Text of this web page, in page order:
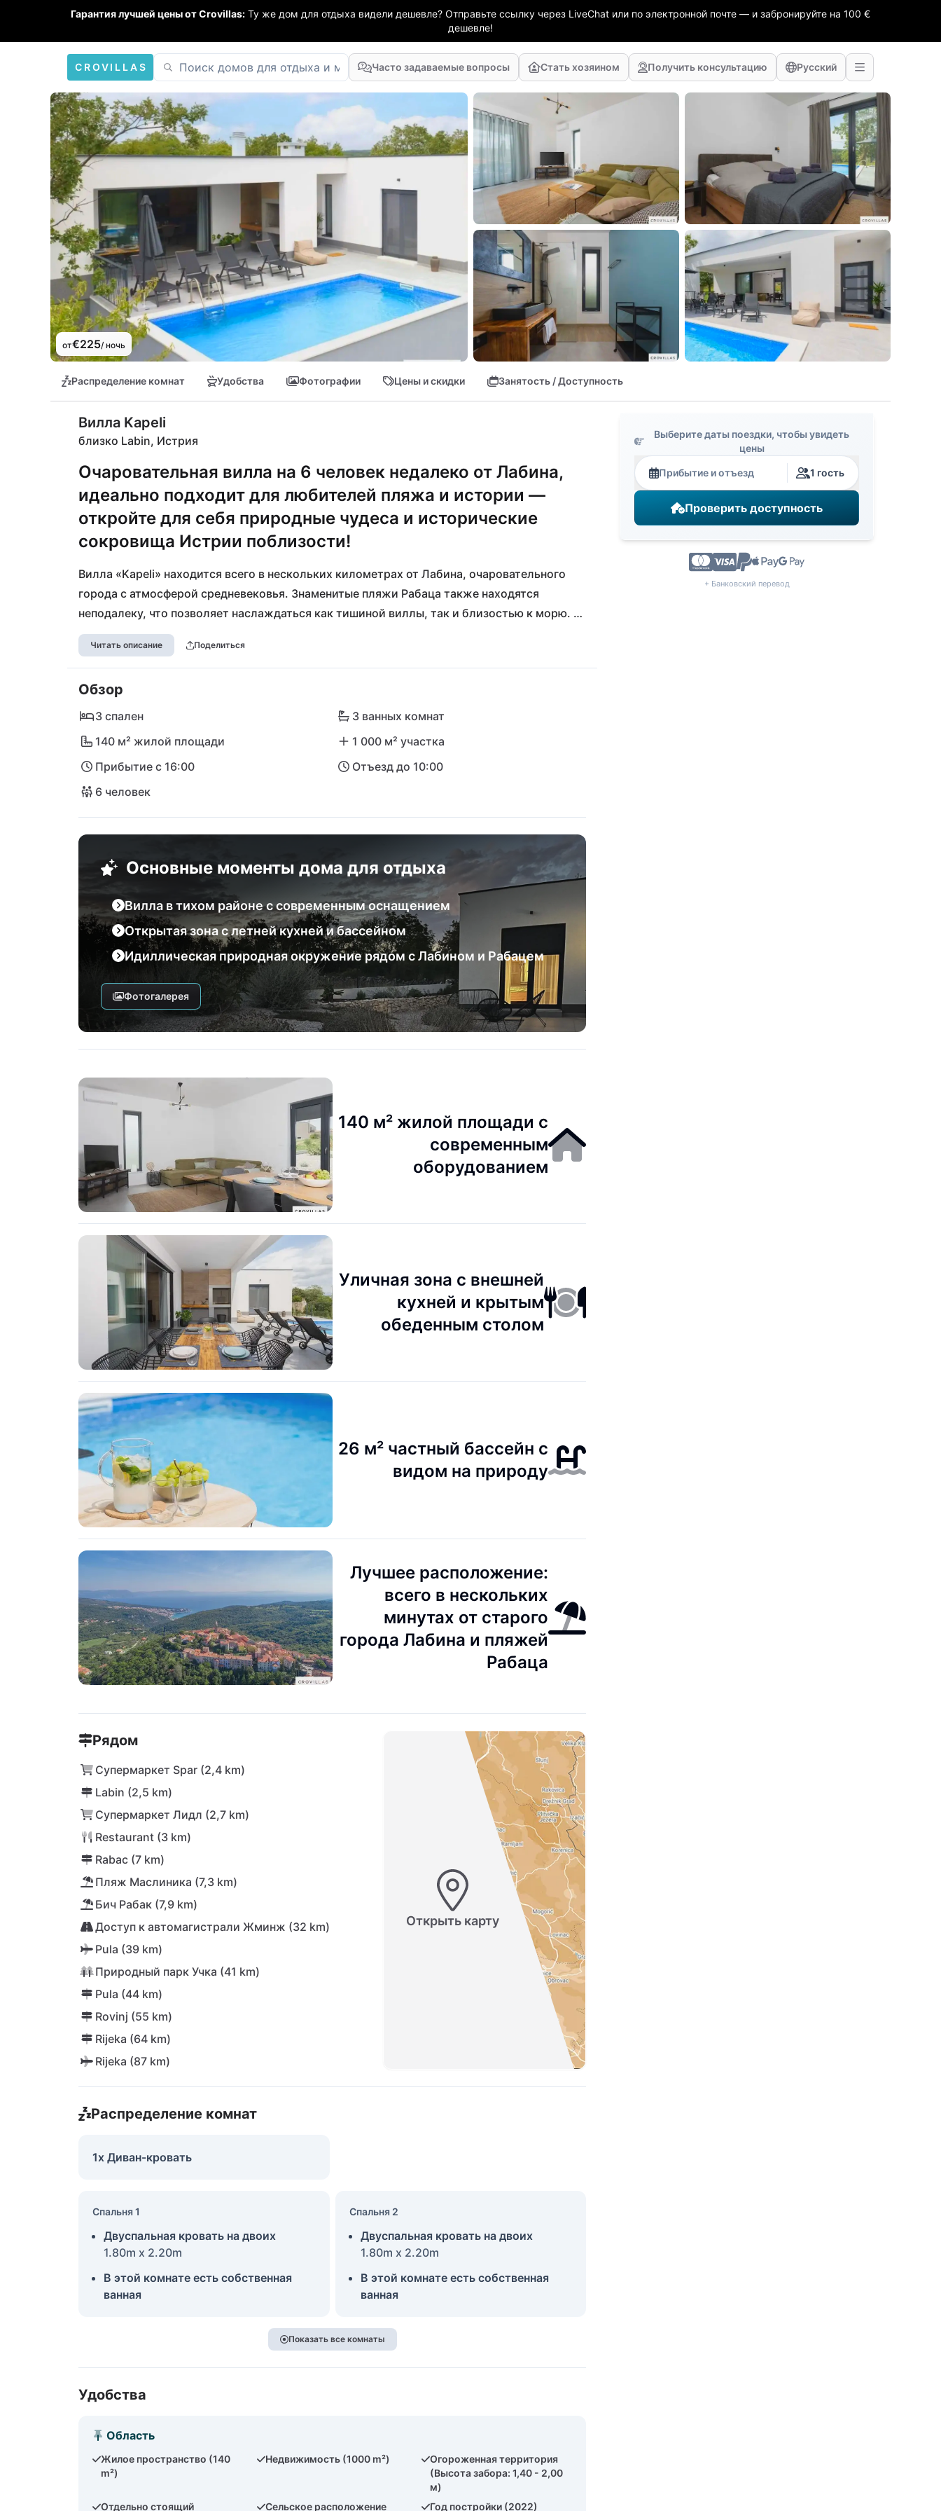
Гарантия лучшей цены от Crovillas: Ту же дом для отдыха видели дешевле? Отправьте ссылку через LiveChat или по электронной почте — и забронируйте на 100 €
дешевле!
CROVILLAS Часто задаваемые вопросы Стать хозяином Получить консультацию Русский
от€225/ ночь
Распределение комнат Удобства Фотографии Цены и скидки Занятость / Доступность
Вилла Kapeli
близко Labin, Истрия
Очаровательная вилла на 6 человек недалеко от Лабина,
идеально подходит для любителей пляжа и истории —
откройте для себя природные чудеса и исторические
сокровища Истрии поблизости!
Вилла «Kapeli» находится всего в нескольких километрах от Лабина, очаровательного
города с атмосферой средневековья. Знаменитые пляжи Рабаца также находятся
неподалеку, что позволяет наслаждаться как тишиной виллы, так и близостью к морю.
Исторический город Пула с его знаменитым римским амфитеатром и другими
достопримечательностями находится примерно в 40 минутах езды. Откройте для себя
захватывающую природу Истрии с многочисленными национальными парками и
историческими памятниками, расположенными совсем близко.
Читать описание Поделиться
Обзор
3 спален
3 ванных комнат
140 м² жилой площади
1 000 м² участка
Прибытие с 16:00
Отъезд до 10:00
6 человек
Основные моменты дома для отдыха
Вилла в тихом районе с современным оснащением
Открытая зона с летней кухней и бассейном
Идиллическая природная окружение рядом с Лабином и Рабацем
Фотогалерея
140 м² жилой площади с
современным
оборудованием
Уличная зона с внешней
кухней и крытым
обеденным столом
26 м² частный бассейн с
видом на природу
Лучшее расположение:
всего в нескольких
минутах от старого
города Лабина и пляжей
Рабаца
Рядом
Супермаркет Spar (2,4 km)
Labin (2,5 km)
Супермаркет Лидл (2,7 km)
Restaurant (3 km)
Rabac (7 km)
Пляж Маслиника (7,3 km)
Бич Рабак (7,9 km)
Доступ к автомагистрали Жминж (32 km)
Pula (39 km)
Природный парк Учка (41 km)
Pula (44 km)
Rovinj (55 km)
Rijeka (64 km)
Rijeka (87 km)
Открыть карту
Распределение комнат
1x Диван-кровать
Спальня 1
Двуспальная кровать на двоих
1.80m x 2.20m
В этой комнате есть собственная
ванная
Спальня 2
Двуспальная кровать на двоих
1.80m x 2.20m
В этой комнате есть собственная
ванная
Показать все комнаты
Удобства
Область
Жилое пространство (140
m²)
Недвижимость (1000 m²)
Огороженная территория
(Высота забора: 1,40 - 2,00
м)
Отдельно стоящий
Сельское расположение Год постройки (2022)
Выберите даты поездки, чтобы увидеть
цены
Прибытие и отъезд 1 гость
Проверить доступность
+ Банковский перевод